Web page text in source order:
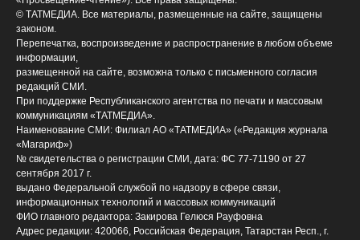
© ТАТМЕДИА. Все материалы, размещенные на сайте, защищены
законом.
Перепечатка, воспроизведение и распространение в любом объеме
информации,
размещенной на сайте, возможна только с письменного согласия
редакций СМИ.
При поддержке Республиканского агентства по печати и массовым
коммуникациям «ТАТМЕДИА».
Наименование СМИ: Филиал АО «ТАТМЕДИА» («Редакция журнала
«Магариф»)
№ свидетельства о регистрации СМИ, дата: ФС 77-71190 от 27
сентября 2017 г.
выдано Федеральной службой по надзору в сфере связи,
информационных технологий и массовых коммуникаций
ФИО главного редактора: Закирова Гелюся Рауфовна
Адрес редакции: 420066, Российская Федерация, Татарстан Респ., г.